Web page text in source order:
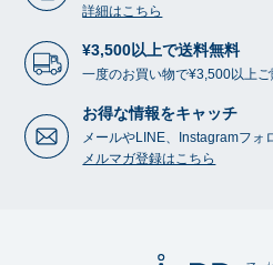
詳細はこちら
¥3,500以上で送料無料
一度のお買い物で¥3,500以上
お得な情報をキャッチ
メールやLINE、Instagramフォ
メルマガ登録はこちら